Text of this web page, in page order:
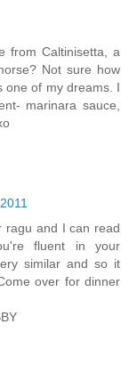
from Caltinisetta, a
Not sure how
one of my dreams. I
marinara sauce,
ragu and I can read
fluent in your
similar and so it
over for dinner